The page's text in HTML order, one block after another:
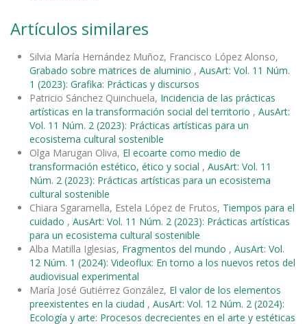
Artículos similares
Silvia María Hernández Muñoz, Francisco López Alonso,
Grabado sobre matrices de aluminio , AusArt: Vol. 11 Núm.
1 (2023): Grafika: Prácticas y discursos
Patricio Sánchez Quinchuela, Incidencia de las prácticas
artísticas en la transformación social del territorio , AusArt:
Vol. 11 Núm. 2 (2023): Prácticas artísticas para un
ecosistema cultural sostenible
Olga Marugan Oliva, El ecoarte como medio de
transformación estético, ético y social , AusArt: Vol. 11
Núm. 2 (2023): Prácticas artísticas para un ecosistema
cultural sostenible
Chiara Sgaramella, Estela López de Frutos, Tiempos para el
cuidado , AusArt: Vol. 11 Núm. 2 (2023): Prácticas artísticas
para un ecosistema cultural sostenible
Alba Matilla Iglesias, Fragmentos del mundo , AusArt: Vol.
12 Núm. 1 (2024): Videoflux: En torno a los nuevos retos del
audiovisual experimental
María José Gutiérrez González, El valor de los elementos
preexistentes en la ciudad , AusArt: Vol. 12 Núm. 2 (2024):
Ecología y arte: Procesos decrecientes en el arte y estéticas